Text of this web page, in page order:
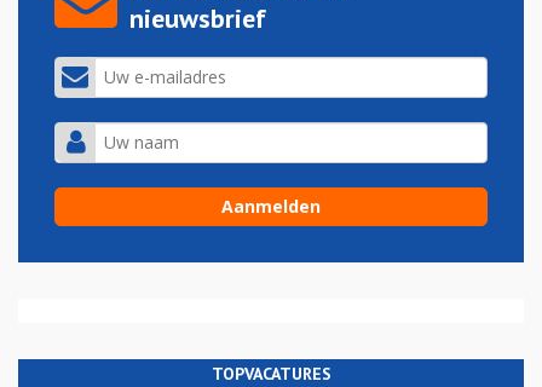
nieuwsbrief
TOPVACATURES